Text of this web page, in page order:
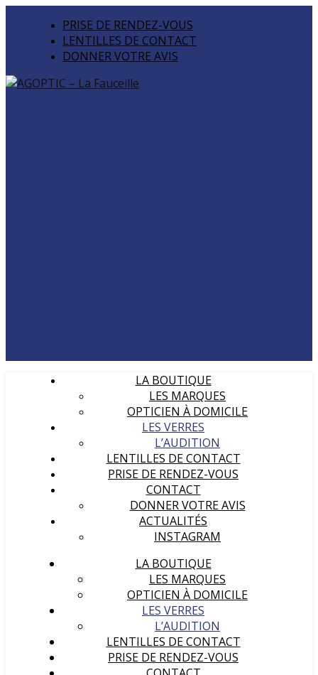
PRISE DE RENDEZ-VOUS
LENTILLES DE CONTACT
DONNER VOTRE AVIS
LA BOUTIQUE
LES MARQUES
OPTICIEN À DOMICILE
LES VERRES
L’AUDITION
LENTILLES DE CONTACT
PRISE DE RENDEZ-VOUS
CONTACT
DONNER VOTRE AVIS
ACTUALITÉS
INSTAGRAM
LA BOUTIQUE
LES MARQUES
OPTICIEN À DOMICILE
LES VERRES
L’AUDITION
LENTILLES DE CONTACT
PRISE DE RENDEZ-VOUS